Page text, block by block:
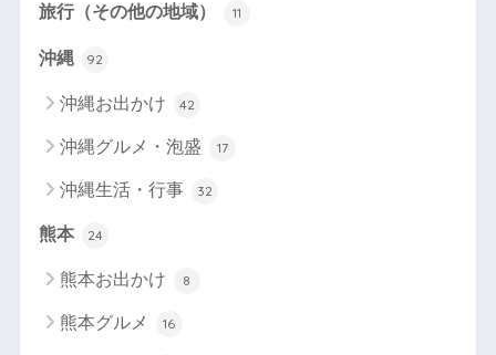
旅行（その他の地域） 11
沖縄 92
沖縄お出かけ 42
沖縄グルメ・泡盛 17
沖縄生活・行事 32
熊本 24
熊本お出かけ 8
熊本グルメ 16